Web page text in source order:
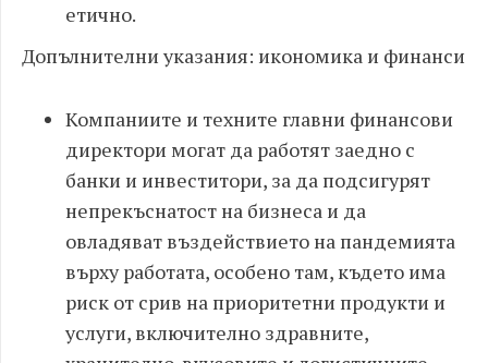
етично.
Допълнителни указания: икономика и финанси
Компаниите и техните главни финансови
директори могат да работят заедно с
банки и инвеститори, за да подсигурят
непрекъснатост на бизнеса и да
овладяват въздействието на пандемията
върху работата, особено там, където има
риск от срив на приоритетни продукти и
услуги, включително здравните,